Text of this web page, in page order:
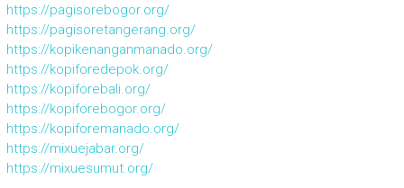
https://pagisorebogor.org/
https://pagisoretangerang.org/
https://kopikenanganmanado.org/
https://kopiforedepok.org/
https://kopiforebali.org/
https://kopiforebogor.org/
https://kopiforemanado.org/
https://mixuejabar.org/
https://mixuesumut.org/